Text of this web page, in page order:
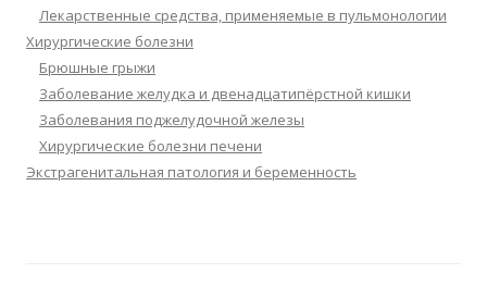
Лекарственные средства, применяемые в пульмонологии
Хирургические болезни
Брюшные грыжи
Заболевание желудка и двенадцатипёрстной кишки
Заболевания поджелудочной железы
Хирургические болезни печени
Экстрагенитальная патология и беременность